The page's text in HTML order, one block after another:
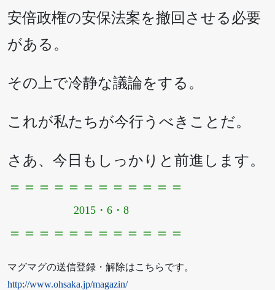
安倍政権の安保法案を撤回させる必要
がある。
その上で冷静な議論をする。
これが私たちが今行うべきことだ。
さあ、今日もしっかりと前進します。
＝＝＝＝＝＝＝＝＝＝＝＝
2015・6・8
＝＝＝＝＝＝＝＝＝＝＝＝
マグマグの送信登録・解除はこちらです。
http://www.ohsaka.jp/magazin/